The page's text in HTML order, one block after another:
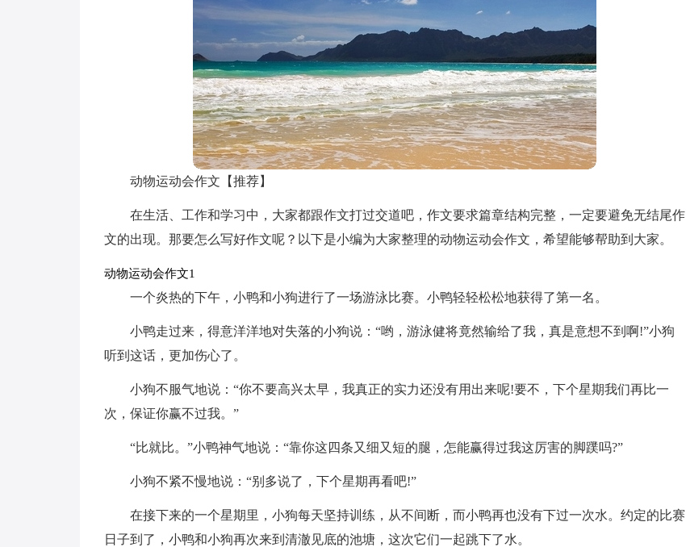
动物运动会作文【推荐】
在生活、工作和学习中，大家都跟作文打过交道吧，作文要求篇章结构完整，一定要避免无结尾作
文的出现。那要怎么写好作文呢？以下是小编为大家整理的动物运动会作文，希望能够帮助到大家。
动物运动会作文1
一个炎热的下午，小鸭和小狗进行了一场游泳比赛。小鸭轻轻松松地获得了第一名。
小鸭走过来，得意洋洋地对失落的小狗说：“哟，游泳健将竟然输给了我，真是意想不到啊!”小狗
听到这话，更加伤心了。
小狗不服气地说：“你不要高兴太早，我真正的实力还没有用出来呢!要不，下个星期我们再比一
次，保证你赢不过我。”
“比就比。”小鸭神气地说：“靠你这四条又细又短的腿，怎能赢得过我这厉害的脚蹼吗?”
小狗不紧不慢地说：“别多说了，下个星期再看吧!”
在接下来的一个星期里，小狗每天坚持训练，从不间断，而小鸭再也没有下过一次水。约定的比赛
日子到了，小鸭和小狗再次来到清澈见底的池塘，这次它们一起跳下了水。